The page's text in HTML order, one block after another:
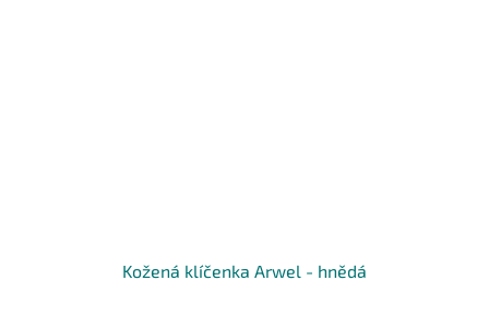
Kožená klíčenka Arwel - hnědá